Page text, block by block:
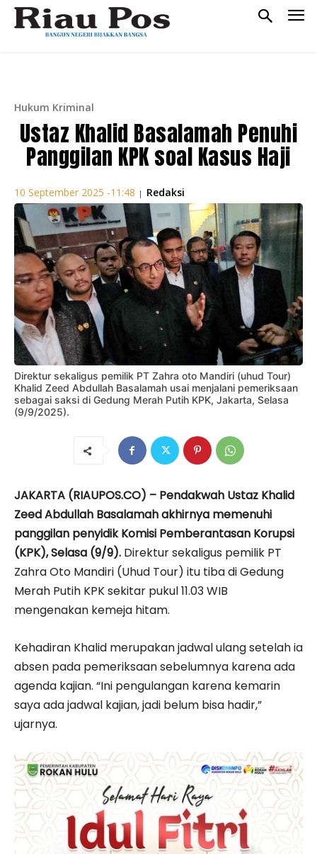
Hukum Kriminal
Ustaz Khalid Basalamah Penuhi
Panggilan KPK soal Kasus Haji
10 September 2025 -11:48 | Redaksi
Direktur sekaligus pemilik PT Zahra oto Mandiri (uhud Tour)
Khalid Zeed Abdullah Basalamah usai menjalani pemeriksaan
sebagai saksi di Gedung Merah Putih KPK, Jakarta, Selasa
(9/9/2025).
JAKARTA (RIAUPOS.CO) – Pendakwah Ustaz Khalid
Zeed Abdullah Basalamah akhirnya memenuhi
panggilan penyidik Komisi Pemberantasan Korupsi
(KPK), Selasa (9/9). Direktur sekaligus pemilik PT
Zahra Oto Mandiri (Uhud Tour) itu tiba di Gedung
Merah Putih KPK sekitar pukul 11.03 WIB
mengenakan kemeja hitam.
Kehadiran Khalid merupakan jadwal ulang setelah ia
absen pada pemeriksaan sebelumnya karena ada
agenda kajian. “Ini pengulangan karena kemarin
saya ada jadwal kajian, jadi belum bisa hadir,”
ujarnya.